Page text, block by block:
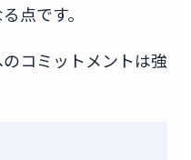
点です。
コミットメントは強